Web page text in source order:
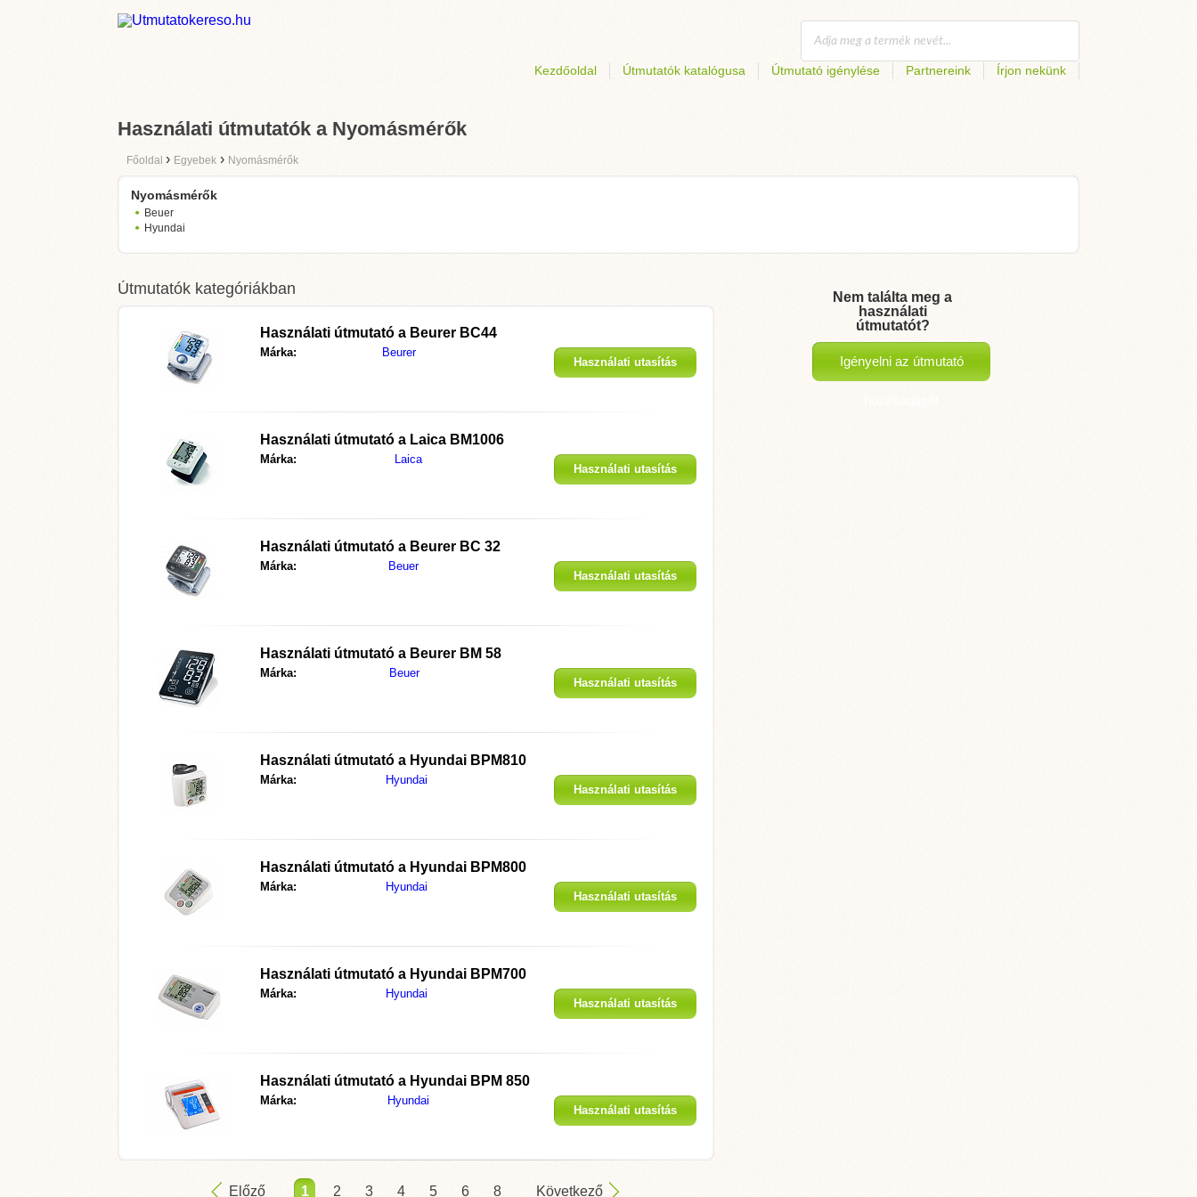
Kezdőoldal Útmutatók katalógusa Útmutató igénylése Partnereink Írjon nekünk
Használati útmutatók a Nyomásmérők
Főoldal › Egyebek › Nyomásmérők
Nyomásmérők
Beuer
Hyundai
Útmutatók kategóriákban
Használati útmutató a Beurer BC44
Márka: Beurer
Használati utasítás
Használati útmutató a Laica BM1006
Márka: Laica
Használati utasítás
Használati útmutató a Beurer BC 32
Márka: Beuer
Használati utasítás
Használati útmutató a Beurer BM 58
Márka: Beuer
Használati utasítás
Használati útmutató a Hyundai BPM810
Márka: Hyundai
Használati utasítás
Használati útmutató a Hyundai BPM800
Márka: Hyundai
Használati utasítás
Használati útmutató a Hyundai BPM700
Márka: Hyundai
Használati utasítás
Használati útmutató a Hyundai BPM 850
Márka: Hyundai
Használati utasítás
Előző 1 2 3 4 5 6 8 Következő
Nem találta meg a
használati
útmutatót?
Igényelni az útmutató